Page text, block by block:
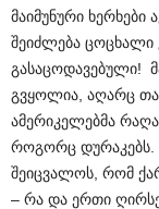
მაიმუნური ხერხები
შეიძლება ცოცხალი
გასაცოდავებული!
გვყოლია, აღარც
ამერიკელებმა
როგორც დურაკებს.
შეიცვალოს, რომ
– რა და ერთი